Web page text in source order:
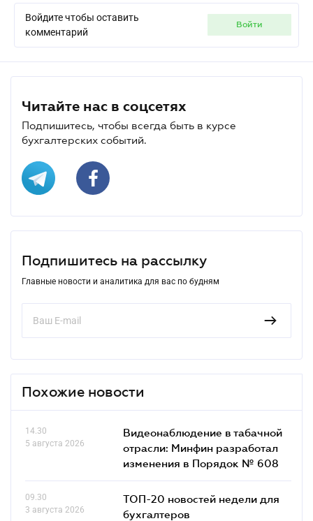
Войдите чтобы оставить
комментарий
войти
Читайте нас в соцсетях
Подпишитесь, чтобы всегда быть в курсе
бухгалтерских событий.
Подпишитесь на рассылку
Главные новости и аналитика для вас по будням
Похожие новости
14.30
5 августа 2026
Видеонаблюдение в табачной
отрасли: Минфин разработал
изменения в Порядок № 608
09.30
3 августа 2026
ТОП-20 новостей недели для
бухгалтеров